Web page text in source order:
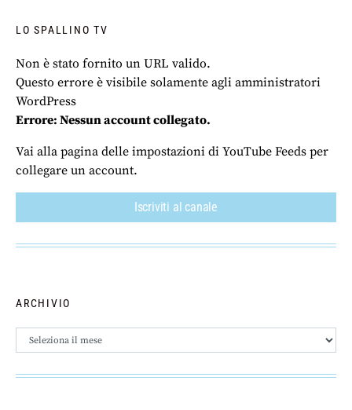
LO SPALLINO TV
Non è stato fornito un URL valido.
Questo errore è visibile solamente agli amministratori
WordPress
Errore: Nessun account collegato.
Vai alla pagina delle impostazioni di YouTube Feeds per
collegare un account.
Iscriviti al canale
ARCHIVIO
Archivio